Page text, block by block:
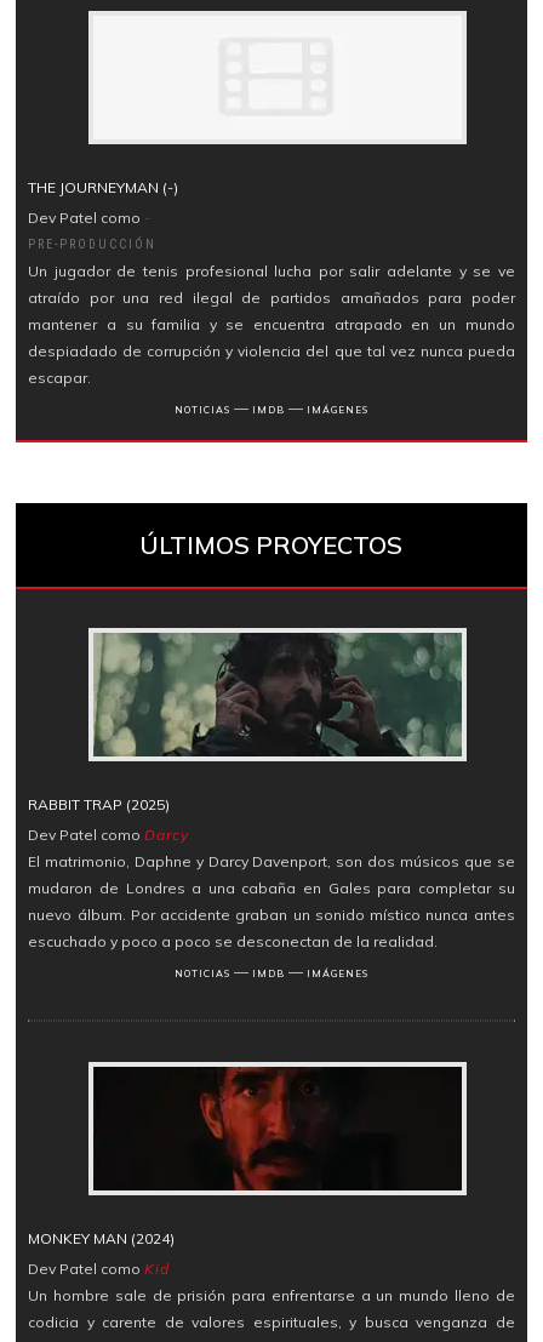
THE JOURNEYMAN (-)
Dev Patel como -
PRE-PRODUCCIÓN
Un jugador de tenis profesional lucha por salir adelante y se ve
atraído por una red ilegal de partidos amañados para poder
mantener a su familia y se encuentra atrapado en un mundo
despiadado de corrupción y violencia del que tal vez nunca pueda
escapar.
NOTICIAS ― IMDB ― IMÁGENES
ÚLTIMOS PROYECTOS
RABBIT TRAP (2025)
Dev Patel comoDarcy
El matrimonio, Daphne y Darcy Davenport, son dos músicos que se
mudaron de Londres a una cabaña en Gales para completar su
nuevo álbum. Por accidente graban un sonido místico nunca antes
escuchado y poco a poco se desconectan de la realidad.
NOTICIAS ― IMDB ― IMÁGENES
MONKEY MAN (2024)
Dev Patel comoKid
Un hombre sale de prisión para enfrentarse a un mundo lleno de
codicia y carente de valores espirituales, y busca venganza de